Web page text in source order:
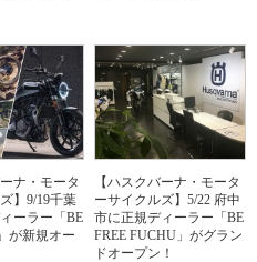
ナ・モータ
】9/19千葉
ーラー「BE
が新規オー
【ハスクバーナ・モータ
ーサイクルズ】5/22 府中
市に正規ディーラー「BE
FREE FUCHU」がグラン
ドオープン！